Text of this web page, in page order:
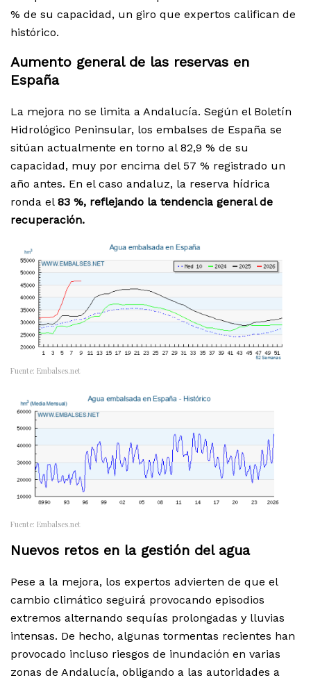
% de su capacidad, un giro que expertos califican de
histórico.
Aumento general de las reservas en
España
La mejora no se limita a Andalucía. Según el Boletín
Hidrológico Peninsular, los embalses de España se
sitúan actualmente en torno al 82,9 % de su
capacidad, muy por encima del 57 % registrado un
año antes. En el caso andaluz, la reserva hídrica
ronda el 83 %, reflejando la tendencia general de
recuperación.
Fuente: Embalses.net
Fuente: Embalses.net
Nuevos retos en la gestión del agua
Pese a la mejora, los expertos advierten de que el
cambio climático seguirá provocando episodios
extremos alternando sequías prolongadas y lluvias
intensas. De hecho, algunas tormentas recientes han
provocado incluso riesgos de inundación en varias
zonas de Andalucía, obligando a las autoridades a